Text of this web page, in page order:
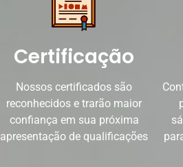
Certificação
Nossos certificados são
reconhecidos e trarão maior
confiança em sua próxima
apresentação de qualificações